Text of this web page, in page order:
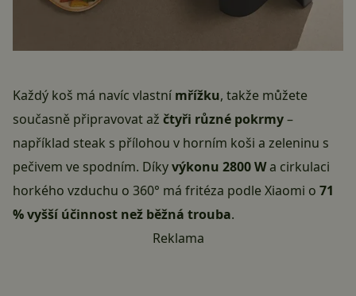
Každý koš má navíc vlastní mřížku, takže můžete
současně připravovat až čtyři různé pokrmy–
například steak s přílohou v horním koši a zeleninu s
pečivem ve spodním. Díkyvýkonu 2800 Wa cirkulaci
horkého vzduchu o 360° má fritéza podle Xiaomi o 71
% vyšší účinnost než běžná trouba.
Reklama